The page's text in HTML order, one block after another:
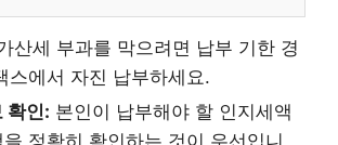
산세 부과를 막으려면 납부 기한 경
스에서 자진 납부하세요.
확인: 본인이 납부해야 할 인지세액
정확히 확인하는 것이 우선입니